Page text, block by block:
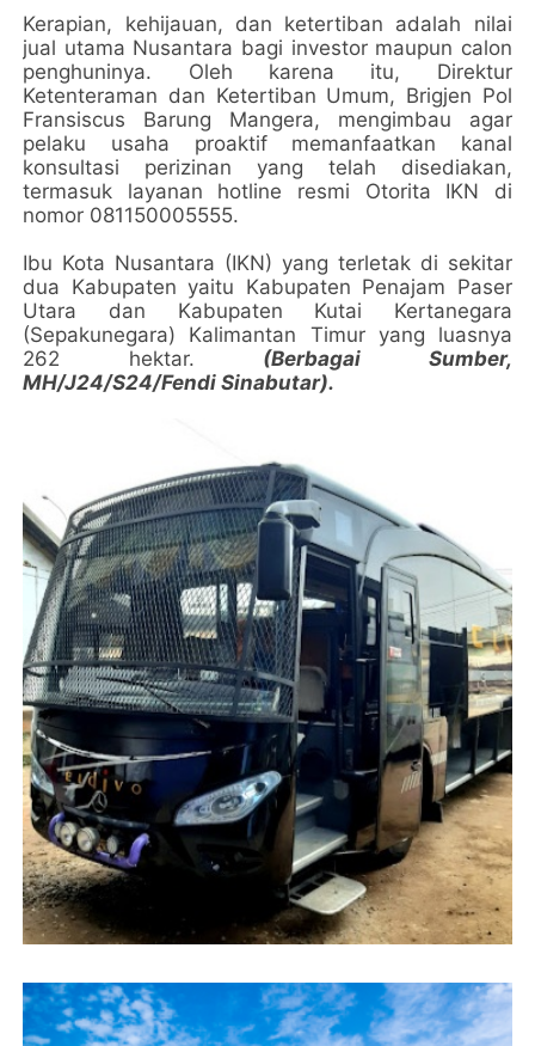
Kerapian, kehijauan, dan ketertiban adalah nilai
jual utama Nusantara bagi investor maupun calon
penghuninya. Oleh karena itu, Direktur
Ketenteraman dan Ketertiban Umum, Brigjen Pol
Fransiscus Barung Mangera, mengimbau agar
pelaku usaha proaktif memanfaatkan kanal
konsultasi perizinan yang telah disediakan,
termasuk layanan hotline resmi Otorita IKN di
nomor 081150005555.
Ibu Kota Nusantara (IKN) yang terletak di sekitar
dua Kabupaten yaitu Kabupaten Penajam Paser
Utara dan Kabupaten Kutai Kertanegara
(Sepakunegara) Kalimantan Timur yang luasnya
262 hektar. (Berbagai Sumber,
MH/J24/S24/Fendi Sinabutar).